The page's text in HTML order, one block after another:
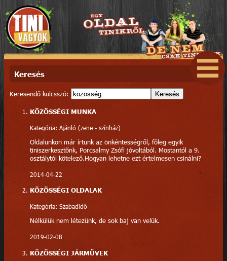
Keresés
Keresendő kulcsszó: Keresés
KÖZÖSSÉGI MUNKA
Kategória: Ajánló (zene - színház)
Oldalunkon már írtunk az önkéntességről, főleg egyik
tiniszerkesztőnk, Porcsalmy Zsófi jóvoltából. Mostantól a 9.
osztálytól kötelező.Hogyan lehetne ezt értelmesen csinálni?
2014-04-22
KÖZÖSSÉGI OLDALAK
Kategória: Szabadidő
Nélkülük nem létezünk, de sok baj van velük.
2019-02-08
KÖZÖSSÉGI JÁRMŰVEK